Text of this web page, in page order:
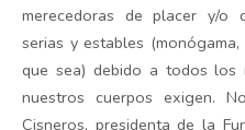
merecedoras de placer y/o
serias y estables
que sea) debido a todos los
nuestros cuerpos exigen.
Cisneros, presidenta de la